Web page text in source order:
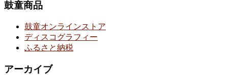
鼓童商品
鼓童オンラインストア
ディスコグラフィー
ふるさと納税
アーカイブ